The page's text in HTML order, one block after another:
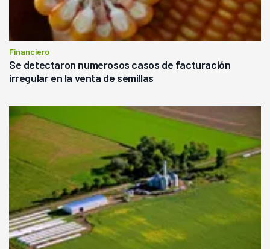
Financiero
Se detectaron numerosos casos de facturación
irregular en la venta de semillas